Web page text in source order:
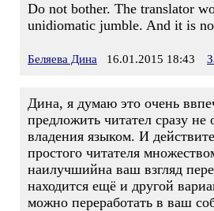
Do not bother. The translator
unidiomatic jumble. And it is
Беляева Дина 16.01.2015 18:43
Дина, я думаю это очень
предложить читател сразу
владения языком. И
простого читателя
наилучшийна ваш взгляд
находится ещё и другой
можно переработать в ваш